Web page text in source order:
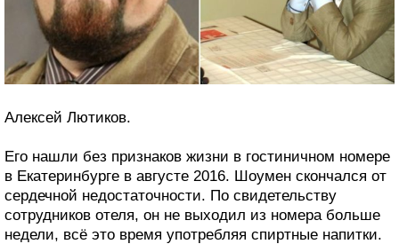
Алексей Лютиков.
Его нашли без признаков жизни в гостиничном номере
в Екатеринбурге в августе 2016. Шоумен скончался от
сердечной недостаточности. По свидетельству
сотрудников отеля, он не выходил из номера больше
недели, всё это время употребляя спиртные напитки.